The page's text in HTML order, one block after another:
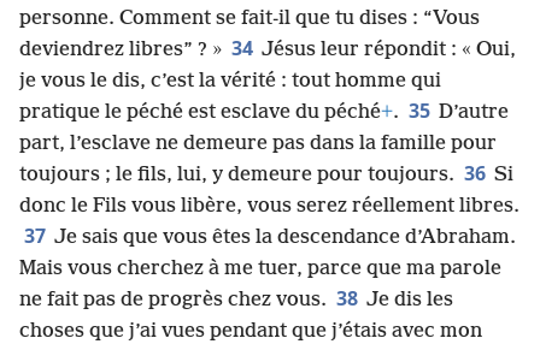
personne. Comment se fait-il que tu dises : “Vous
deviendrez libres” ? » 34 Jésus leur répondit : « Oui,
je vous le dis, c’est la vérité : tout homme qui
pratique le péché est esclave du péché+. 35 D’autre
part, l’esclave ne demeure pas dans la famille pour
toujours ; le fils, lui, y demeure pour toujours. 36 Si
donc le Fils vous libère, vous serez réellement libres.
37 Je sais que vous êtes la descendance d’Abraham.
Mais vous cherchez à me tuer, parce que ma parole
ne fait pas de progrès chez vous. 38 Je dis les
choses que j’ai vues pendant que j’étais avec mon